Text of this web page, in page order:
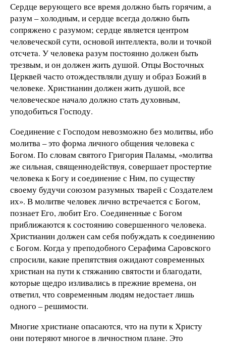
Сердце верующего все время должно быть горячим, а
разум – холодным, и сердце всегда должно быть
сопряжено с разумом; сердце является центром
человеческой сути, основой интеллекта, воли и точкой
отсчета. У человека разум постоянно должен быть
трезвым, и он должен жить душой. Отцы Восточных
Церквей часто отождествляли душу и образ Божий в
человеке. Христианин должен жить душой, все
человеческое начало должно стать духовным,
уподобиться Господу.
Соединение с Господом невозможно без молитвы, ибо
молитва – это форма личного общения человека с
Богом. По словам святого Григория Паламы, «молитва
же сильная, священнодействуя, совершает простертие
человека к Богу и соединение с Ним, по существу
своему будучи союзом разумных тварей с Создателем
их». В молитве человек лично встречается с Богом,
познает Его, любит Его. Соединенные с Богом
приближаются к состоянию совершенного человека.
Христианин должен сам себя побуждать к соединению
с Богом. Когда у преподобного Серафима Саровского
спросили, какие препятствия ожидают современных
христиан на пути к стяжанию святости и благодати,
которые щедро изливались в прежние времена, он
ответил, что современным людям недостает лишь
одного – решимости.
Многие христиане опасаются, что на пути к Христу
они потеряют многое в личностном плане. Это